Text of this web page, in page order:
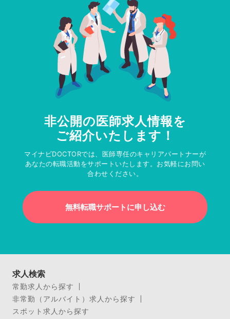
非公開の医師求人情報を
ご紹介いたします！
マイナビDOCTORでは、医師専任のキャリアパートナーが
あなたの転職活動をサポートいたします。お気軽にお問い
合わせください。
無料転職サポートに申し込む
求人検索
常勤求人から探す
非常勤（アルバイト）求人から探す
スポット求人から探す